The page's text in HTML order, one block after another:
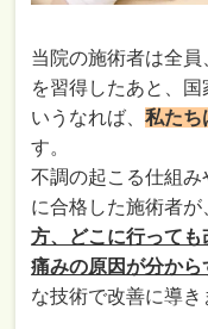
当院の施術者は全
を習得したあと、国
いうなれば、私たち
す。
不調の起こる仕組
に合格した施術者が
方、どこに行っても
痛みの原因が分か
な技術で改善に導き